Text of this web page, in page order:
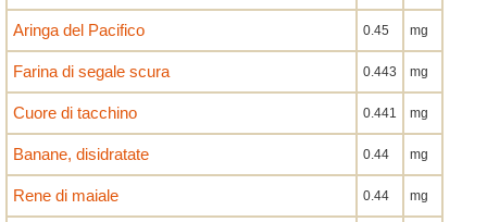
Aringa del Pacifico 0.45 mg
Farina di segale scura 0.443 mg
Cuore di tacchino 0.441 mg
Banane, disidratate 0.44 mg
Rene di maiale 0.44 mg